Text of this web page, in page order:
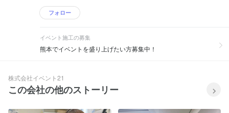
フォロー
イベント施工の募集
熊本でイベントを盛り上げたい方募集中！
株式会社イベント21
この会社の他のストーリー